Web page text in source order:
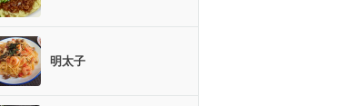
明太子